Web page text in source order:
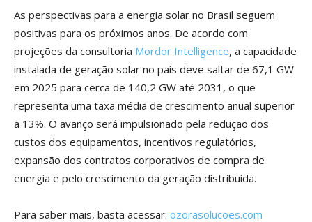
As perspectivas para a energia solar no Brasil seguem
positivas para os próximos anos. De acordo com
projeções da consultoria Mordor Intelligence, a capacidade
instalada de geração solar no país deve saltar de 67,1 GW
em 2025 para cerca de 140,2 GW até 2031, o que
representa uma taxa média de crescimento anual superior
a 13%. O avanço será impulsionado pela redução dos
custos dos equipamentos, incentivos regulatórios,
expansão dos contratos corporativos de compra de
energia e pelo crescimento da geração distribuída.
Para saber mais, basta acessar: ozorasolucoes.com